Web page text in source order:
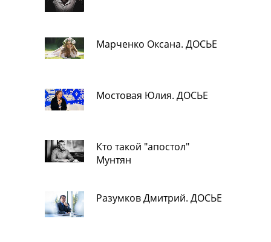
Марченко Оксана. ДОСЬЕ
Мостовая Юлия. ДОСЬЕ
Кто такой "апостол"
Мунтян
Разумков Дмитрий. ДОСЬЕ